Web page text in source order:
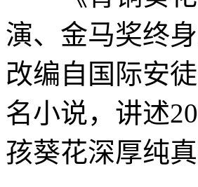
演、金马奖终
改编自国际安
名小说，讲述
孩葵花深厚纯真